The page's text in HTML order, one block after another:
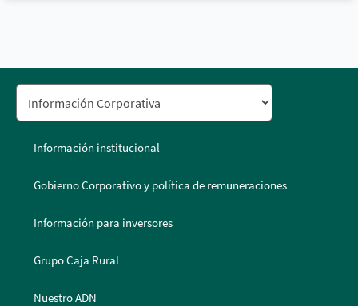
Información institucional
Gobierno Corporativo y política de remuneraciones
Información para inversores
Grupo Caja Rural
Nuestro ADN